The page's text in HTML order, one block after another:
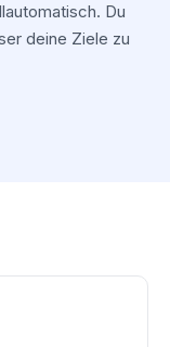
Du
deine Ziele zu